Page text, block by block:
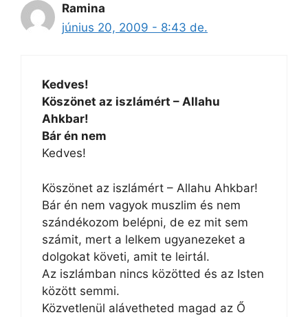
Ramina
június 20, 2009 - 8:43 de.
Kedves!
Köszönet az iszlámért – Allahu
Ahkbar!
Bár én nem
Kedves!
Köszönet az iszlámért – Allahu Ahkbar!
Bár én nem vagyok muszlim és nem
szándékozom belépni, de ez mit sem
számit, mert a lelkem ugyanezeket a
dolgokat követi, amit te leirtál.
Az iszlámban nincs közötted és az Isten
között semmi.
Közvetlenül alávetheted magad az Ő